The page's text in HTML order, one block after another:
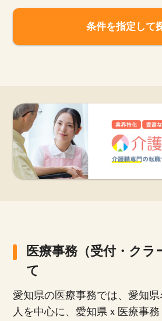
条件を指定して
医療事務（受付・クラ
て
愛知県の医療事務では、愛知
人を中心に、愛知県ｘ医療事